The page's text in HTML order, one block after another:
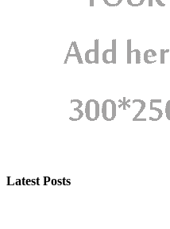
Latest Posts